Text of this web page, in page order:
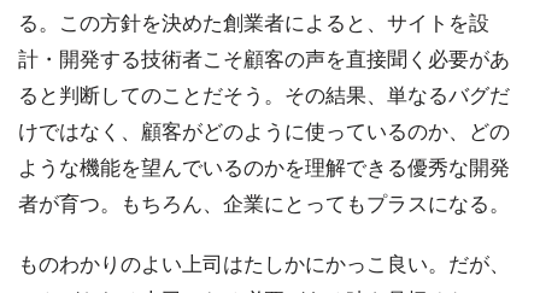
る。この方針を決めた創業者によると、サイトを設
計・開発する技術者こそ顧客の声を直接聞く必要があ
ると判断してのことだそう。その結果、単なるバグだ
けではなく、顧客がどのように使っているのか、どの
ような機能を望んでいるのかを理解できる優秀な開発
者が育つ。もちろん、企業にとってもプラスになる。
ものわかりのよい上司はたしかにかっこ良い。だが、